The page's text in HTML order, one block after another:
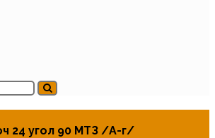
24 угол 90 МТЗ /А-г/